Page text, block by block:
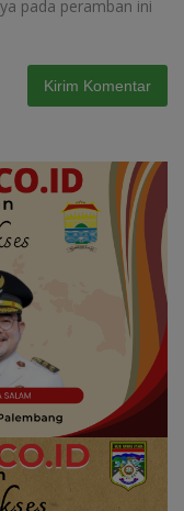
pada peramban ini